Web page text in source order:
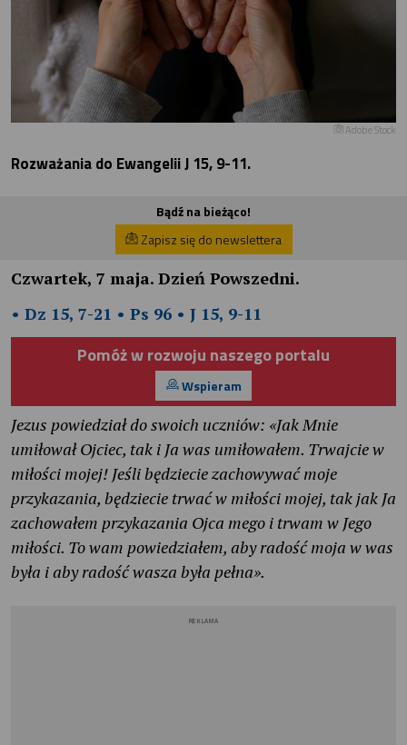
Adobe Stock
Rozważania do Ewangelii J 15, 9-11.
Bądź na bieżąco!
Zapisz się do newslettera
Czwartek, 7 maja. Dzień Powszedni.
• Dz 15, 7-21 • Ps 96 • J 15, 9-11
Pomóż w rozwoju naszego portalu
Wspieram
Jezus powiedział do swoich uczniów: «Jak Mnie
umiłował Ojciec, tak i Ja was umiłowałem. Trwajcie w
miłości mojej! Jeśli będziecie zachowywać moje
przykazania, będziecie trwać w miłości mojej, tak jak Ja
zachowałem przykazania Ojca mego i trwam w Jego
miłości. To wam powiedziałem, aby radość moja w was
była i aby radość wasza była pełna».
REKLAMA